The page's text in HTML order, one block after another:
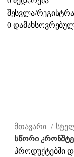
შესვლა/
0
მთავარი
სწორი
პროდუქტებში